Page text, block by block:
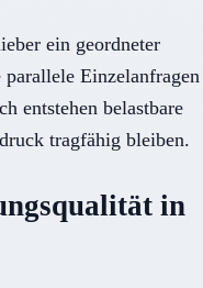
ein geordneter
Einzelanfragen
entstehen belastbare
tragfähig bleiben.
in